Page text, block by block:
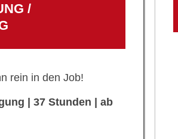
/
rein in den Job!
| 37 Stunden | ab